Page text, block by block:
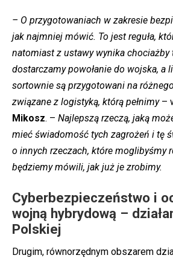
– O przygotowaniach w zakresie
jak najmniej mówić. To jest reguła,
natomiast z ustawy wynika chociażby
dostarczamy powołanie do wojska, a
sortownie są przygotowani na
związane z logistyką, którą pełnimy–
Mikosz. – Najlepszą rzeczą, jaką
mieć świadomość tych zagrożeń i tę
o innych rzeczach, które moglibyśmy
będziemy mówili, jak już je zrobimy.
Cyberbezpieczeństwo i
wojną hybrydową –
Polskiej
Drugim, równorzędnym obszarem